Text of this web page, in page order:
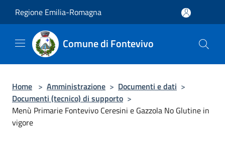
Regione Emilia-Romagna
Comune di Fontevivo
Home > Amministrazione > Documenti e dati >
Documenti (tecnico) di supporto >
Menù Primarie Fontevivo Ceresini e Gazzola No Glutine in
vigore